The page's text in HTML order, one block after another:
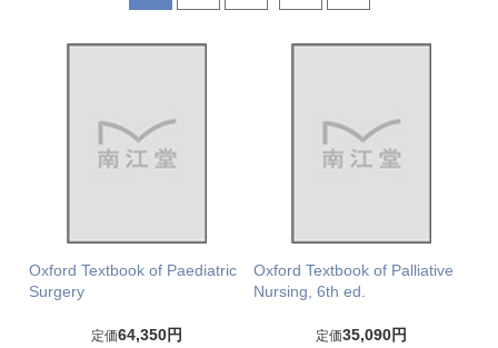
Oxford Textbook of Paediatric
Surgery
定価64,350円
Oxford Textbook of Palliative
Nursing, 6th ed.
定価35,090円